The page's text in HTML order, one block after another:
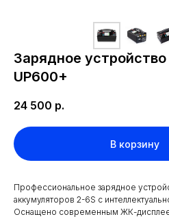
Зарядное
UP600+
24 500 р.
В корзину
Профессиональное зарядное
аккумуляторов 2-6S с
Оснащено современным ЖК-